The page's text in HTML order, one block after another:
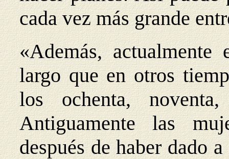
cada vez más grande
«Además,
largo que en otros
los ochenta,
Antiguamente las
después de haber dado